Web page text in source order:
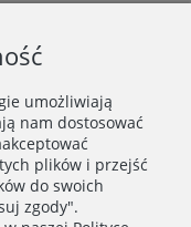
umożliwiają
nam dostosować
plików i przejść
do swoich
zgody".